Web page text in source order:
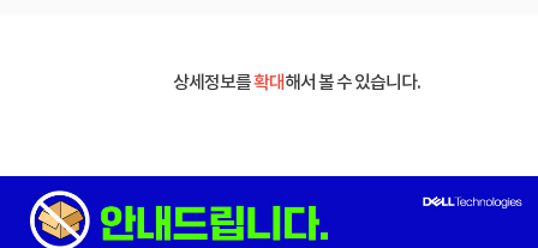
상세정보를확대해서 볼 수 있습니다.